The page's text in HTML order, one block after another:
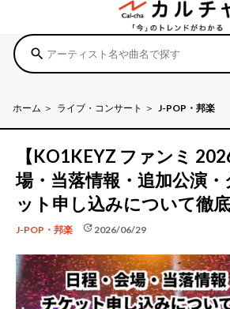
search
ホーム ライブ・コンサート J-POP・邦楽
【KO1KEYZ ファンミ
場・当落情報・追加公演
ット申し込みについて徹底
J-POP・邦楽 update 2026/06/29